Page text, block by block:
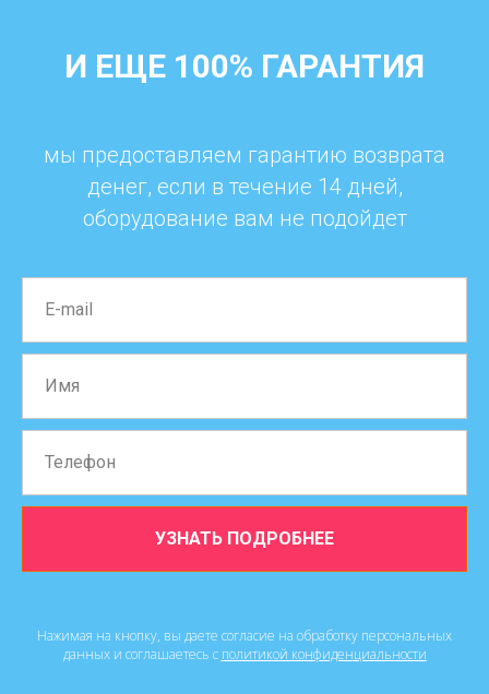
И ЕЩЕ 100% ГАРАНТИЯ
мы предоставляем гарантию возврата
денег, если в течение 14 дней,
оборудование вам не подойдет
УЗНАТЬ ПОДРОБНЕЕ
Нажимая на кнопку, вы даете согласие на обработку персональных
данных и соглашаетесь c политикой конфиденциальности